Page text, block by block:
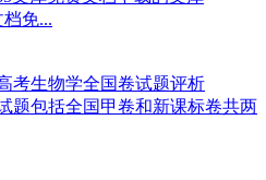
免...
考生物学全国卷试题评析
题包括全国甲卷和新课标卷共两